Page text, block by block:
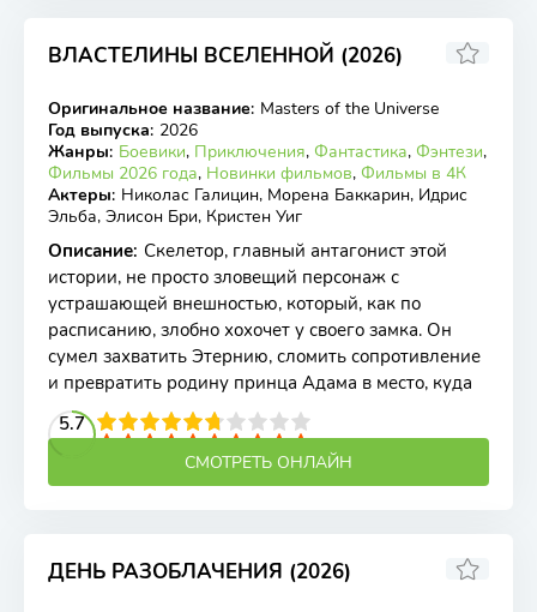
ВЛАСТЕЛИНЫ ВСЕЛЕННОЙ (2026)
WEBRip
6.11 7.1
Оригинальное название: Masters of the Universe
Год выпуска: 2026
Жанры: Боевики, Приключения, Фантастика, Фэнтези,
Фильмы 2026 года, Новинки фильмов, Фильмы в 4К
Актеры: Николас Галицин, Морена Баккарин, Идрис
Эльба, Элисон Бри, Кристен Уиг
Описание: Скелетор, главный антагонист этой
истории, не просто зловещий персонаж с
устрашающей внешностью, который, как по
расписанию, злобно хохочет у своего замка. Он
сумел захватить Этернию, сломить сопротивление
и превратить родину принца Адама в место, куда
5.7
4 5 6 7 8 9 10
СМОТРЕТЬ ОНЛАЙН
ДЕНЬ РАЗОБЛАЧЕНИЯ (2026)
6.44 6.7